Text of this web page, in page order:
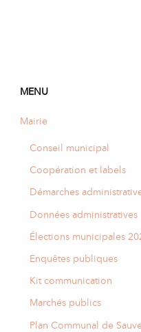
MENU
Mairie
Conseil municipal
Coopération et labels
Démarches
Données administratives
Élections municipales
Enquêtes publiques
Kit communication
Marchés publics
Plan Communal de